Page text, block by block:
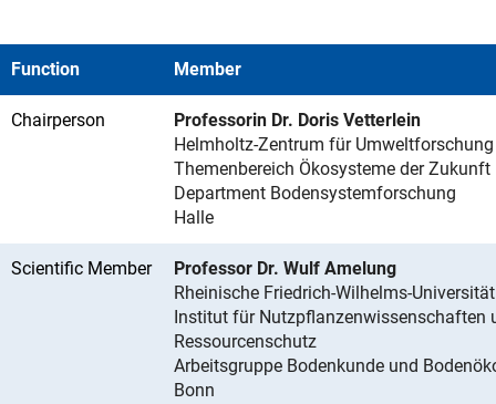
Function Member
Chairperson
Professorin Dr. Doris Vetterlein
Helmholtz-Zentrum für Umweltforschung
Themenbereich Ökosysteme der Zukunft
Department Bodensystemforschung
Halle
Scientific Member
Professor Dr. Wulf Amelung
Rheinische Friedrich-Wilhelms-
Institut für Nutzpflanzenwissenschaften
Ressourcenschutz
Arbeitsgruppe Bodenkunde und
Bonn